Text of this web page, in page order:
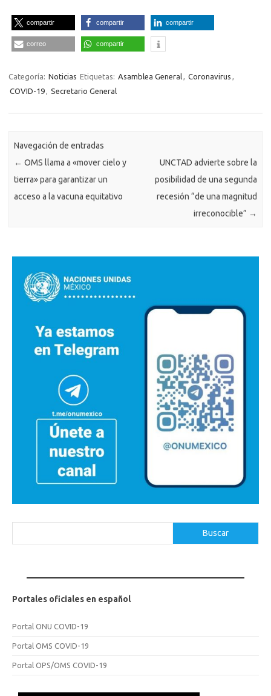
compartir compartir compartir
correo compartir
Categoría: Noticias Etiquetas: Asamblea General, Coronavirus ,
COVID-19, Secretario General
Navegación de entradas
← OMS llama a «mover cielo y
tierra» para garantizar un
acceso a la vacuna equitativo
UNCTAD advierte sobre la
posibilidad de una segunda
recesión “de una magnitud
irreconocible” →
Buscar
Portales oficiales en español
Portal ONU COVID-19
Portal OMS COVID-19
Portal OPS/OMS COVID-19